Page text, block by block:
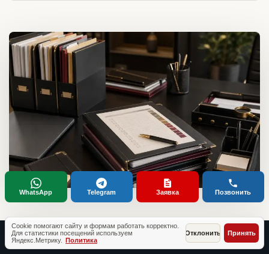
Cookie помогают сайту и формам работать корректно.
Для статистики посещений используем
Яндекс.Метрику. Политика
Отклонить Принять
WhatsApp Telegram Заявка Позвонить